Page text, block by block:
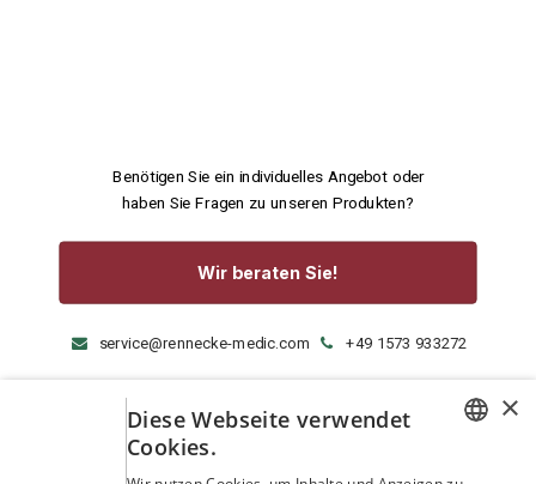
Benötigen Sie ein individuelles Angebot oder
haben Sie Fragen zu unseren Produkten?
Wir beraten Sie!
service@rennecke-medic.com +49 1573 933272
×
Diese Webseite verwendet
Cookies.